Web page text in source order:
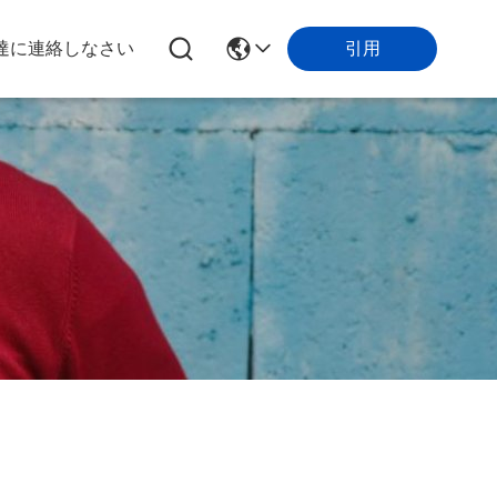
に連絡しなさい 引用